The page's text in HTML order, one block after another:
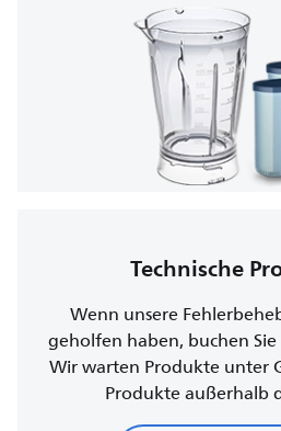
Technische
Wenn unsere
geholfen haben, buchen
Wir warten Produkte unter
Produkte außerhalb